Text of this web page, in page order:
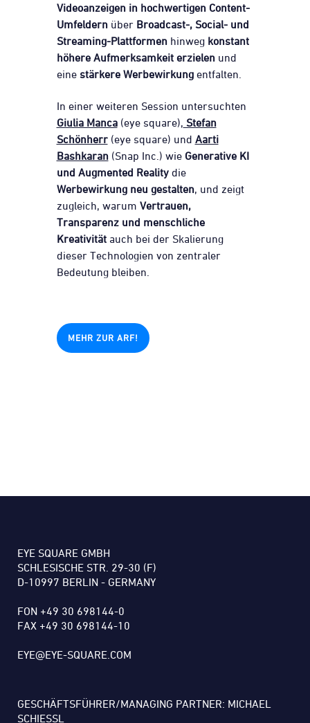
Videoanzeigen in hochwertigen Content-
Umfeldernüber Broadcast-, Social- und
Streaming-Plattformenhinweg konstant
höhere Aufmerksamkeit erzielenund
eine stärkere Werbewirkungentfalten.
In einer weiteren Session untersuchten
Giulia Manca(eye square), Stefan
Schönherr(eye square) und Aarti
Bashkaran(Snap Inc.) wie Generative KI
und Augmented Realitydie
Werbewirkung neu gestalten, und zeigt
zugleich, warum Vertrauen,
Transparenz und menschliche
Kreativitätauch bei der Skalierung
dieser Technologien von zentraler
Bedeutung bleiben.
MEHR ZUR ARF!
EYE SQUARE GMBH
SCHLESISCHE STR. 29-30 (F)
D-10997 BERLIN - GERMANY
FON +49 30 698144-0
FAX +49 30 698144-10
EYE@EYE-SQUARE.COM
GESCHÄFTSFÜHRER/MANAGING PARTNER: MICHAEL
SCHIESSL